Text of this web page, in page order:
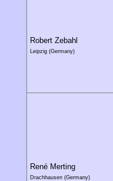
Robert Zebahl
Leipzig (Germany)
René Merting
Drachhausen (Germany)